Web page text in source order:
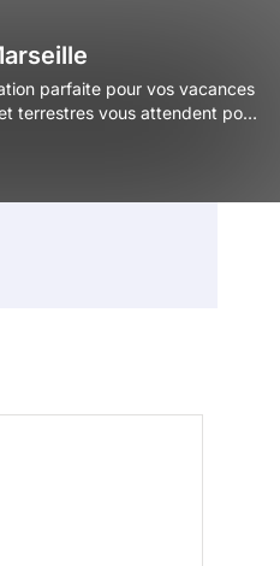
parfaite pour vos vacances
terrestres vous attendent pour